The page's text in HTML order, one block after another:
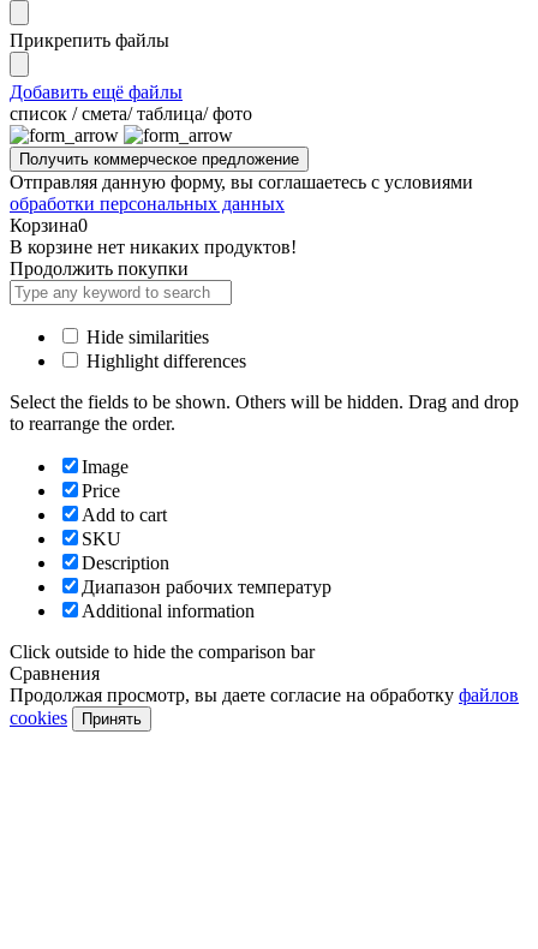
Прикрепить файлы
Добавить ещё файлы
cписок / смета/ таблица/ фото
Отправляя данную форму, вы соглашаетесь с условиями
обработки персональных данных
Корзина0
В корзине нет никаких продуктов!
Продолжить покупки
Hide similarities
Highlight differences
Select the fields to be shown. Others will be hidden. Drag and drop
to rearrange the order.
Image
Price
Add to cart
SKU
Description
Диапазон рабочих температур
Additional information
Click outside to hide the comparison bar
Сравнения
Продолжая просмотр, вы даете согласие на обработку файлов
cookies
Принять